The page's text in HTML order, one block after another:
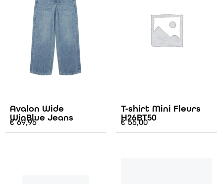
Avalon Wide
WinBlue Jeans
€69,95
T-shirt Mini Fleurs
H26BT50
€55,00